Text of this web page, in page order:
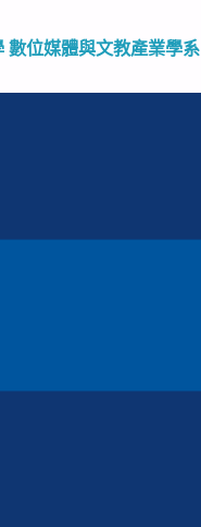
數位媒體與文教產業學系